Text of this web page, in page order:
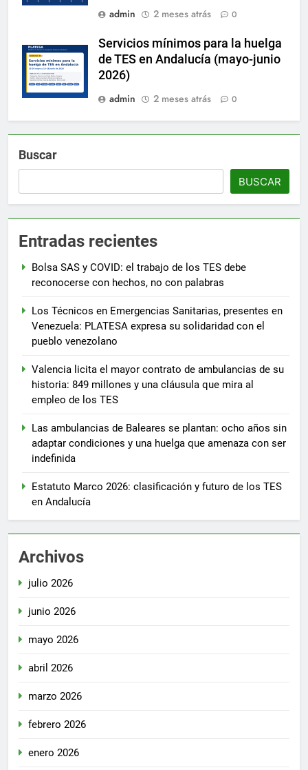
admin 2 meses atrás 0
Servicios mínimos para la huelga
de TES en Andalucía (mayo-junio
2026)
admin
2 meses atrás 0
Buscar
BUSCAR
Entradas recientes
Bolsa SAS y COVID: el trabajo de los TES debe
reconocerse con hechos, no con palabras
Los Técnicos en Emergencias Sanitarias, presentes en
Venezuela: PLATESA expresa su solidaridad con el
pueblo venezolano
Valencia licita el mayor contrato de ambulancias de su
historia: 849 millones y una cláusula que mira al
empleo de los TES
Las ambulancias de Baleares se plantan: ocho años sin
adaptar condiciones y una huelga que amenaza con ser
indefinida
Estatuto Marco 2026: clasificación y futuro de los TES
en Andalucía
Archivos
julio 2026
junio 2026
mayo 2026
abril 2026
marzo 2026
febrero 2026
enero 2026